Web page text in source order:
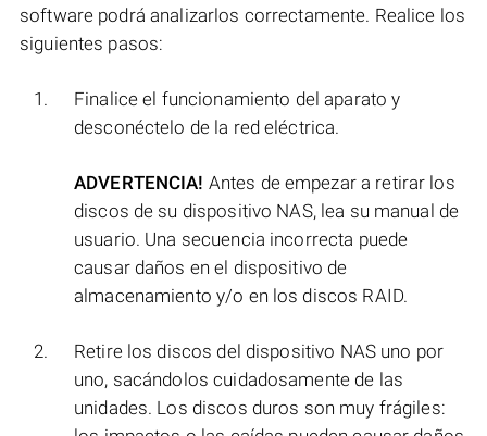
software podrá analizarlos correctamente. Realice los
siguientes pasos:
Finalice el funcionamiento del aparato y
desconéctelo de la red eléctrica.
ADVERTENCIA! Antes de empezar a retirar los
discos de su dispositivo NAS, lea su manual de
usuario. Una secuencia incorrecta puede
causar daños en el dispositivo de
almacenamiento y/o en los discos RAID.
Retire los discos del dispositivo NAS uno por
uno, sacándolos cuidadosamente de las
unidades. Los discos duros son muy frágiles: